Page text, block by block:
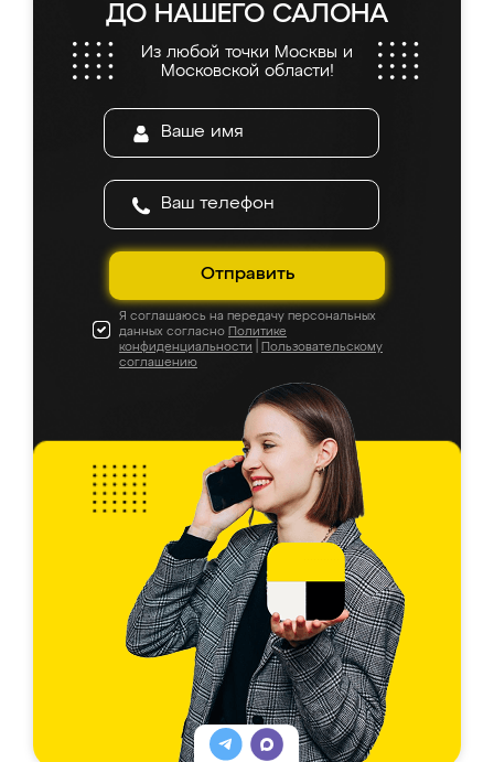
ДО НАШЕГО САЛОНА
Из любой точки Москвы и
Московской области!
Отправить
Я соглашаюсь на передачу персональных
данных согласно Политике
конфиденциальности
Пользовательскому
соглашению